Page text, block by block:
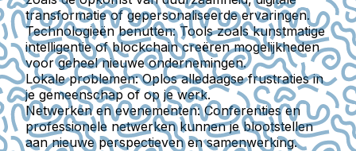
transformatie of gepersonaliseerde ervaringen.
Technologieën benutten:Tools zoals kunstmatige
intelligentie of blockchain creëren mogelijkheden
voor geheel nieuwe ondernemingen.
Lokale problemen:Oplos alledaagse frustraties in
je gemeenschap of op je werk.
Netwerken en evenementen:Conferenties en
professionele netwerken kunnen je blootstellen
aan nieuwe perspectieven en samenwerking.